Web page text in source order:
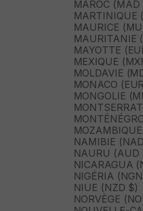
MARTINIQUE
MAURICE
MAURITANIE
MAYOTTE
MEXIQUE
MOLDAVIE
MONACO
MONGOLIE
NAMIBIE
NAURU (AUD
NICARAGUA
NIGÉRIA
NIUE (NZD $)
NORVÈGE